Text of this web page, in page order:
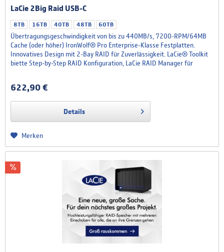
LaCie 2Big Raid USB-C
8TB 16TB 40TB 48TB 60TB
Übertragungsgeschwindigkeit von bis zu 440MB/s, 7200-RPM/64MB
Cache (oder höher) IronWolf® Pro Enterprise-Klasse Festplatten.
Innovatives Design mit 2-Bay RAID für Zuverlässigkeit. LaCie® Toolkit
biette Step-by-Step RAID Konfiguration, LaCie RAID Manager für
622,90 €
Details
Merken